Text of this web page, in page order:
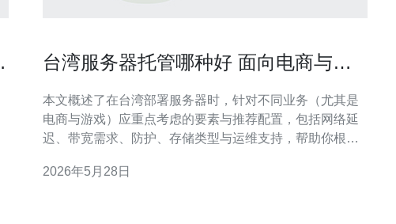
台湾服务器托管哪种好 面向电商与游
本文概述了在台湾部署服务器时，针对不同业务（尤其是
电商与游戏）应重点考虑的要素与推荐配置，包括网络延
迟、带宽需求、防护、存储类型与运维支持，帮助你根据
作为服务器托管地点? 台湾地理位置靠近东亚主要市场，
2026年5月28日